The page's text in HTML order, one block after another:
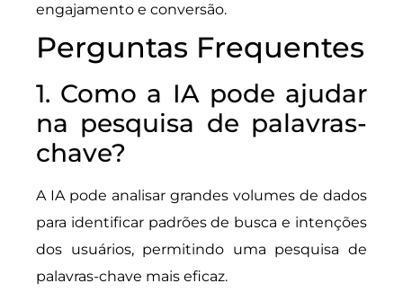
engajamento e conversão.
Perguntas Frequentes
1. Como a IA pode ajudar
na pesquisa de palavras-
chave?
A IA pode analisar grandes volumes de dados
para identificar padrões de busca e intenções
dos usuários, permitindo uma pesquisa de
palavras-chave mais eficaz.